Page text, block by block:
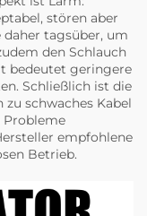
stören aber
daher tagsüber, um
den Schlauch
bedeutet geringere
Schließlich ist die
schwaches Kabel
Probleme
empfohlene
Betrieb.